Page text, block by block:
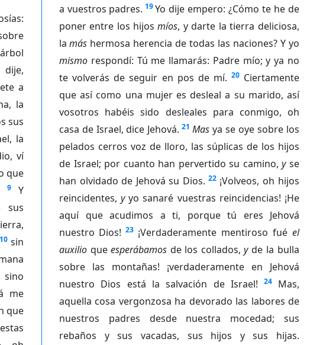
a
la
sus
la
ví
que
9
Y
sus
10 sin
sino
me
que
a vuestros padres. 19Yo dije empero: ¿Cómo te he de
poner entre los hijos míos, y darte la tierra deliciosa,
la más hermosa herencia de todas las naciones? Y yo
mismo respondí: Tú me llamarás: Padre mío; y ya no
te volverás de seguir en pos de mí. 20 Ciertamente
que así como una mujer es desleal a su marido, así
vosotros habéis sido desleales para conmigo, oh
casa de Israel, dice Jehová. 21 Mas ya se oye sobre los
pelados cerros voz de lloro, las súplicas de los hijos
de Israel; por cuanto han pervertido su camino, yse
han olvidado de Jehová su Dios. 22 ¡Volveos, oh hijos
reincidentes, yyo sanaré vuestras reincidencias! ¡He
aquí que acudimos a ti, porque tú eres Jehová
nuestro Dios! 23 ¡Verdaderamente mentiroso fué el
auxilio que esperábamos de los collados, yde la bulla
sobre las montañas! ¡verdaderamente en Jehová
nuestro Dios está la salvación de Israel!
24
Mas,
aquella cosa vergonzosa ha devorado las labores de
nuestros padres desde nuestra mocedad; sus
rebaños y sus vacadas, sus hijos y sus hijas.